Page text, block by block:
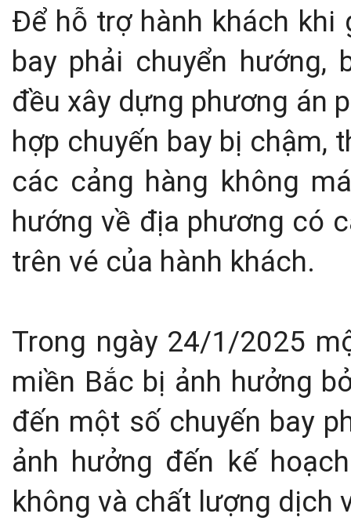
Để hỗ trợ hành khách khi
bay phải chuyển hướng,
đều xây dựng phương án
hợp chuyến bay bị chậm,
các cảng hàng không
hướng về địa phương có
trên vé của hành khách.
Trong ngày 24/1/2025
miền Bắc bị ảnh hưởng
đến một số chuyến bay
ảnh hưởng đến kế
không và chất lượng dịch